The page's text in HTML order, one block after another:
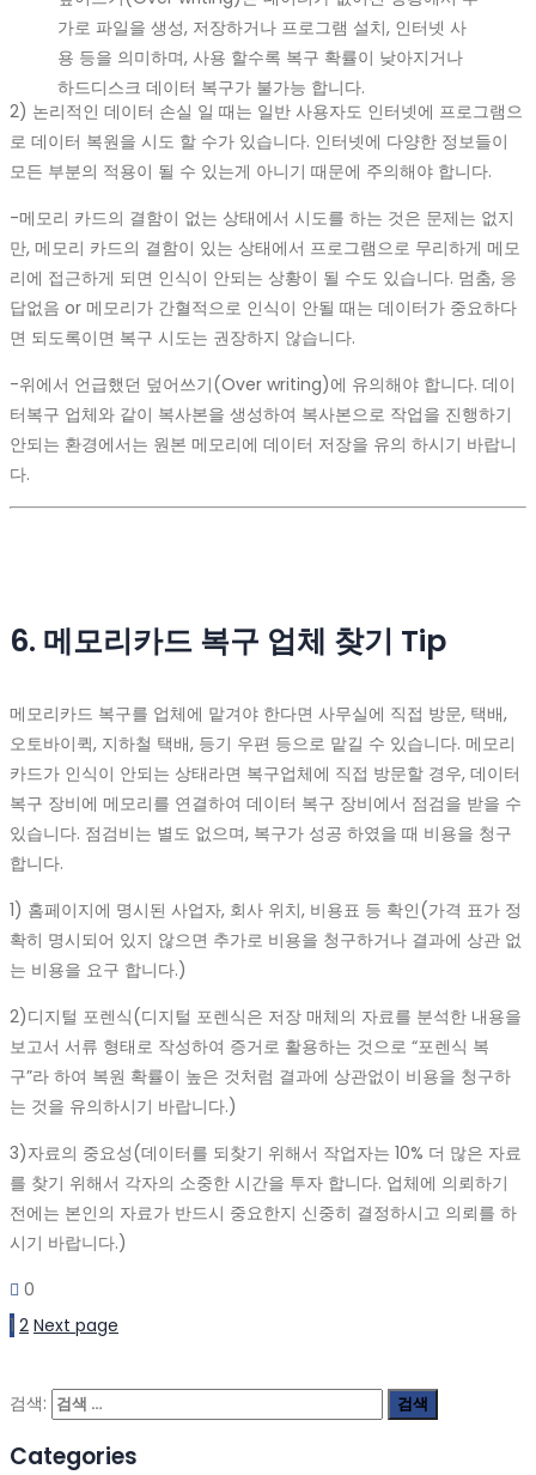
가로 파일을 생성, 저장하거나 프로그램 설치, 인터넷 사
용 등을 의미하며, 사용 할수록 복구 확률이 낮아지거나
하드디스크 데이터 복구가 불가능 합니다.
2) 논리적인 데이터 손실 일 때는 일반 사용자도 인터넷에 프로그램으
로 데이터 복원을 시도 할 수가 있습니다. 인터넷에 다양한 정보들이
모든 부분의 적용이 될 수 있는게 아니기 때문에 주의해야 합니다.
-메모리 카드의 결함이 없는 상태에서 시도를 하는 것은 문제는 없지
만, 메모리 카드의 결함이 있는 상태에서 프로그램으로 무리하게 메모
리에 접근하게 되면 인식이 안되는 상황이 될 수도 있습니다. 멈춤, 응
답없음 or 메모리가 간혈적으로 인식이 안될 때는 데이터가 중요하다
면 되도록이면 복구 시도는 권장하지 않습니다.
-위에서 언급했던 덮어쓰기(Over writing)에 유의해야 합니다. 데이
터복구 업체와 같이 복사본을 생성하여 복사본으로 작업을 진행하기
안되는 환경에서는 원본 메모리에 데이터 저장을 유의 하시기 바랍니
다.
6. 메모리카드 복구 업체 찾기 Tip
메모리카드 복구를 업체에 맡겨야 한다면 사무실에 직접 방문, 택배,
오토바이퀵, 지하철 택배, 등기 우편 등으로 맡길 수 있습니다. 메모리
카드가 인식이 안되는 상태라면 복구업체에 직접 방문할 경우, 데이터
복구 장비에 메모리를 연결하여 데이터 복구 장비에서 점검을 받을 수
있습니다. 점검비는 별도 없으며, 복구가 성공 하였을 때 비용을 청구
합니다.
1) 홈페이지에 명시된 사업자, 회사 위치, 비용표 등 확인(가격 표가 정
확히 명시되어 있지 않으면 추가로 비용을 청구하거나 결과에 상관 없
는 비용을 요구 합니다.)
2)디지털 포렌식(디지털 포렌식은 저장 매체의 자료를 분석한 내용을
보고서 서류 형태로 작성하여 증거로 활용하는 것으로 “포렌식 복
구”라 하여 복원 확률이 높은 것처럼 결과에 상관없이 비용을 청구하
는 것을 유의하시기 바랍니다.)
3)자료의 중요성(데이터를 되찾기 위해서 작업자는 10% 더 많은 자료
를 찾기 위해서 각자의 소중한 시간을 투자 합니다. 업체에 의뢰하기
전에는 본인의 자료가 반드시 중요한지 신중히 결정하시고 의뢰를 하
시기 바랍니다.)
0
1 2 Next page
검색:
Categories